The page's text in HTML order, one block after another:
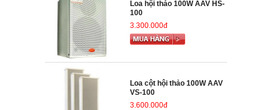
Loa hội thảo 100W AAV HS-
100
3.300.000đ
Loa cột hội thảo 100W AAV
VS-100
3.600.000đ